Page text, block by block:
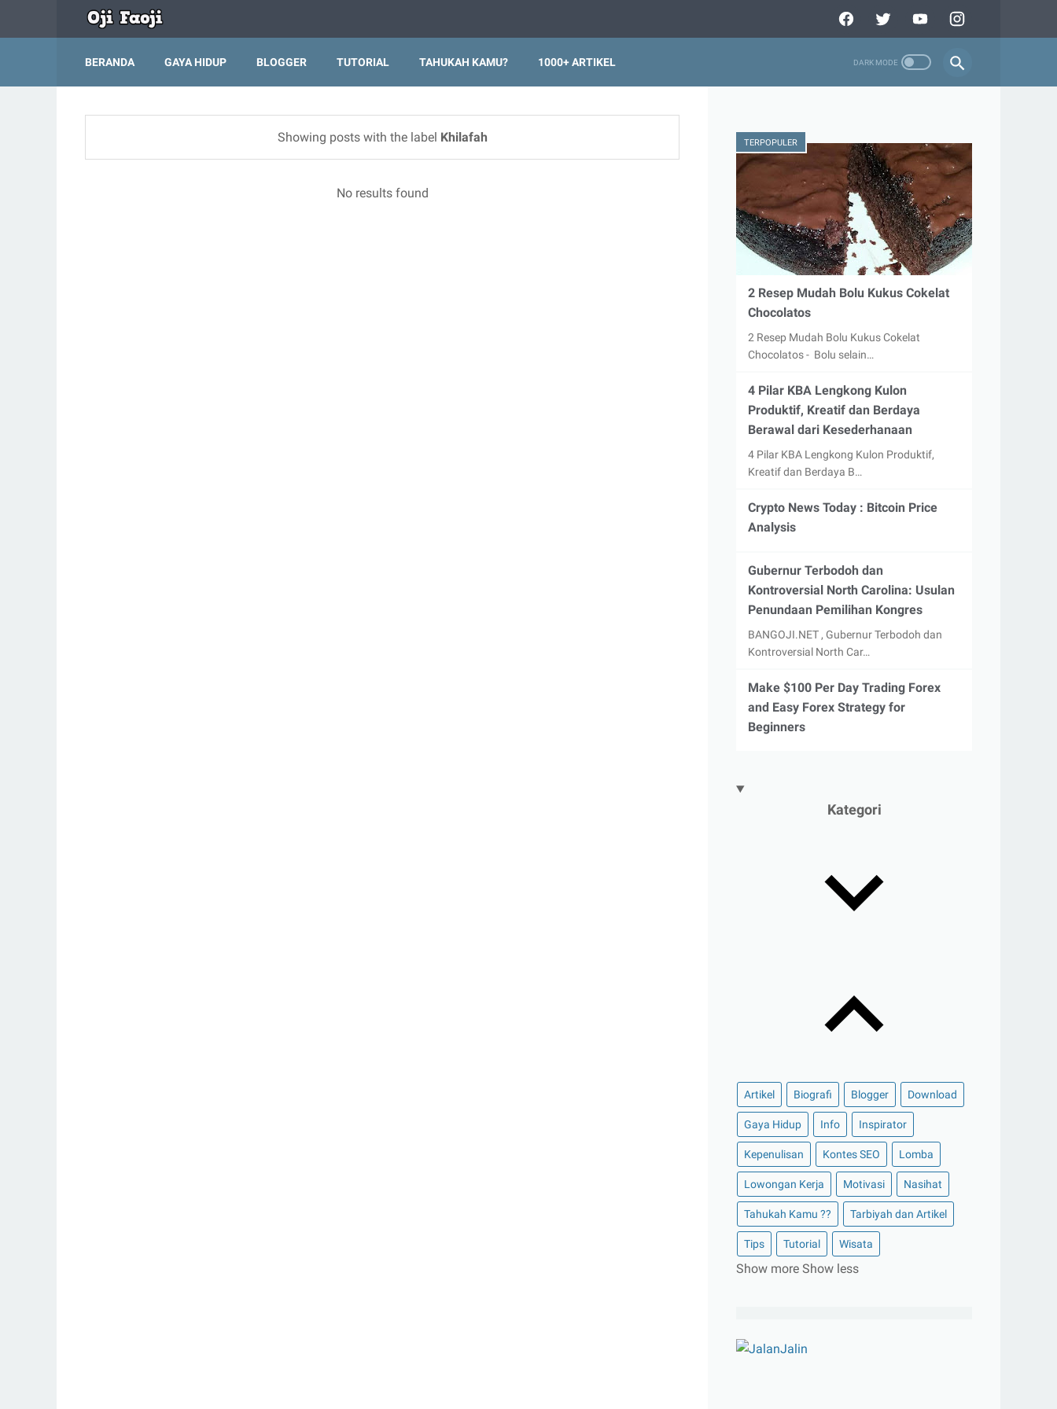
BERANDA GAYA HIDUP BLOGGER TUTORIAL TAHUKAH KAMU? 1000+ ARTIKEL
Showing posts with the label Khilafah
No results found
TERPOPULER
2 Resep Mudah Bolu Kukus Cokelat
Chocolatos
2 Resep Mudah Bolu Kukus Cokelat
Chocolatos - Bolu selain…
4 Pilar KBA Lengkong Kulon
Produktif, Kreatif dan Berdaya
Berawal dari Kesederhanaan
4 Pilar KBA Lengkong Kulon Produktif,
Kreatif dan Berdaya B…
Crypto News Today : Bitcoin Price
Analysis
Gubernur Terbodoh dan
Kontroversial North Carolina: Usulan
Penundaan Pemilihan Kongres
BANGOJI.NET , Gubernur Terbodoh dan
Kontroversial North Car…
Make $100 Per Day Trading Forex
and Easy Forex Strategy for
Beginners
Kategori
Artikel Biografi Blogger Download
Gaya Hidup Info Inspirator
Kepenulisan Kontes SEO Lomba
Lowongan Kerja Motivasi Nasihat
Tahukah Kamu ?? Tarbiyah dan Artikel
Tips Tutorial Wisata
Show more Show less